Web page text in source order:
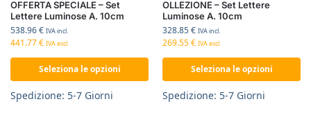
OFFERTA SPECIALE – Set
Lettere Luminose A. 10cm
538.96€ IVA incl.
441.77€ IVA escl.
Seleziona le opzioni
Spedizione: 5-7 Giorni
OLLEZIONE – Set Lettere
Luminose A. 10cm
328.85€ IVA incl.
269.55€ IVA escl.
Seleziona le opzioni
Spedizione: 5-7 Giorni